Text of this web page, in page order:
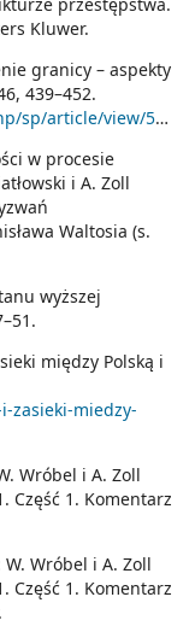
przestępstwa.
Kluwer.
granicy – aspekty
439–452.
article/view/5356
w procesie
i A. Zoll
Waltosia (s.
wyższej
między Polską i
zasieki-miedzy-
Wróbel i A. Zoll
Część 1. Komentarz
Wróbel i A. Zoll
Część 1. Komentarz